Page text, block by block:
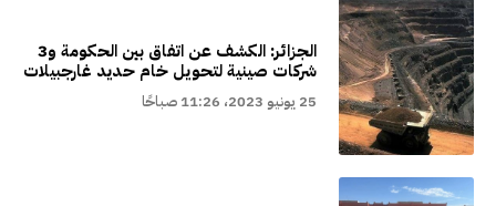
الجزائر: الكشف عن اتفاق بين الحكومة و3
شركات صينية لتحويل خام حديد غارجبيلات
25 يونيو 2023، 11:26 صباحًا